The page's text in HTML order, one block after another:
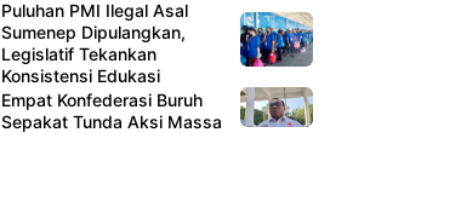
Puluhan PMI Ilegal Asal
Sumenep Dipulangkan,
Legislatif Tekankan
Konsistensi Edukasi
Empat Konfederasi Buruh
Sepakat Tunda Aksi Massa